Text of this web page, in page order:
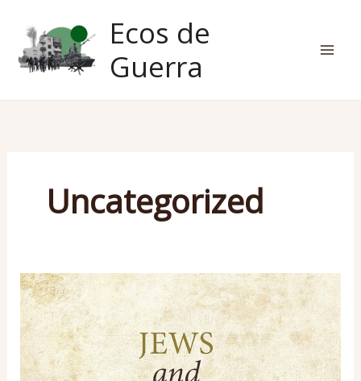
contenido
Ecos de
Guerra
Uncategorized